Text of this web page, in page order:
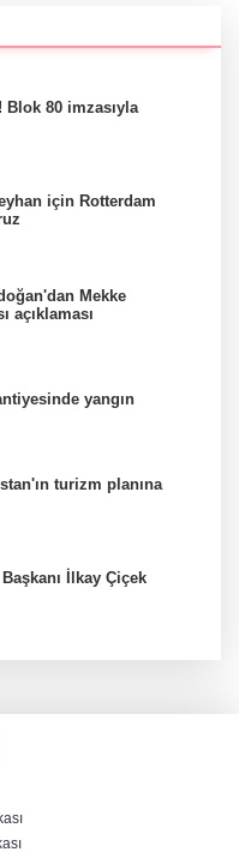
Blok 80 imzasıyla
için Rotterdam
Mekke
açıklaması
yangın
turizm planına
İlkay Çiçek
MASAK para
şehitleri incitecek